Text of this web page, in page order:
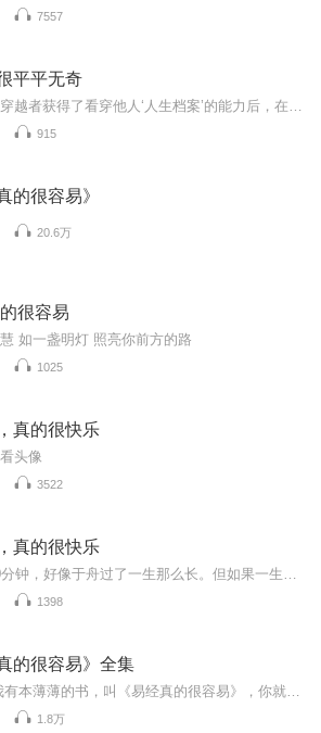
7557
平平无奇
915
的很容易》
20.6万
很容易
如一盏明灯 照亮你前方的路
1025
真的很快乐
头像
3522
真的很快乐
1398
的很容易》全集
1.8万